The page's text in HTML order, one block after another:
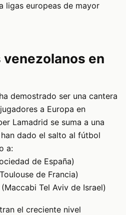
ligas europeas de mayor
en
demostrado ser una cantera
a Europa en
Lamadrid se suma a una
dado el salto al fútbol
a:
de España)
de Francia)
Tel Aviv de Israel)
el creciente nivel